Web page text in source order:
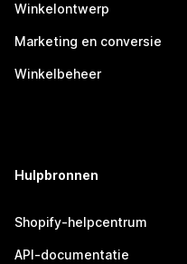
Winkelontwerp
Marketing en conversie
Winkelbeheer
Hulpbronnen
Shopify-helpcentrum
API-documentatie